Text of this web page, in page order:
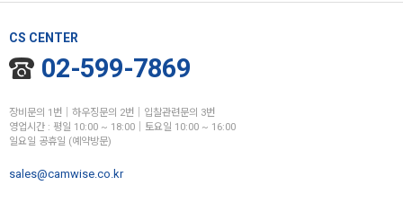
CS CENTER
02-599-7869
장비문의 1번│하우징문의 2번│입찰관련문의 3번
영업시간 : 평일 10:00 ~ 18:00│토요일 10:00 ~ 16:00
일요일 공휴일 (예약방문)
sales@camwise.co.kr